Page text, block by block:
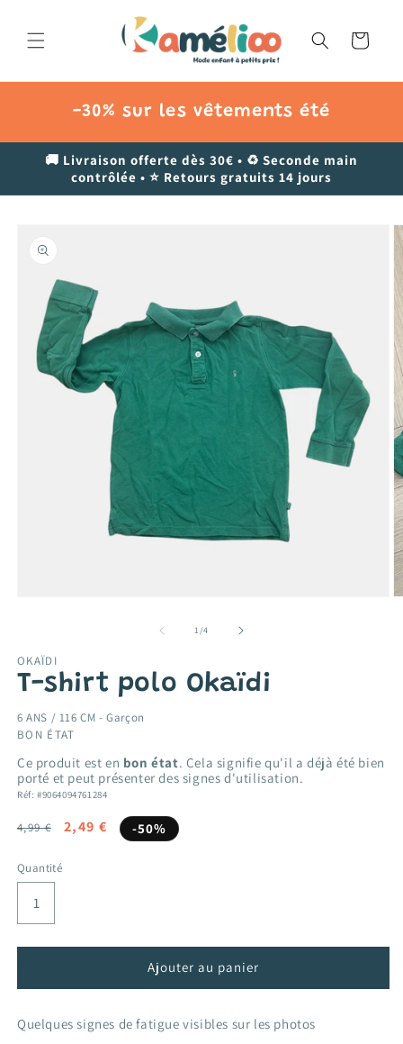
au
contenu
Panier
-30% sur les vêtements été
🚚 Livraison offerte dès 30€ • ♻️ Seconde main
contrôlée • ⭐ Retours gratuits 14 jours
produits
dans
fenêtre
modale
1/de
4
OKAÏDI
T-shirt polo Okaïdi
6 ANS / 116 CM -Garçon
BON ÉTAT
Ce produit est en bon état. Cela signifie qu'il a déjà été bien
porté et peut présenter des signes d'utilisation.
Réf: #9064094761284
Prix
4,99 €
Prix
2,49 € -50%
Quantité
Ajouter au panier
Quelques signes de fatigue visibles sur les photos